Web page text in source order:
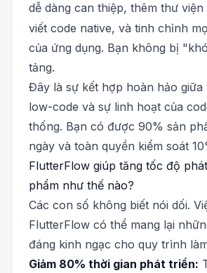
dễ dàng can thiệp, thêm thư viện
viết code native, và tinh chỉnh
của ứng dụng. Bạn không bị
tảng.
Đây là sự kết hợp hoàn hảo giữa
low-code và sự linh hoạt của
thống. Bạn có được 90% sản
ngày và toàn quyền kiểm soát
FlutterFlow giúp tăng tốc độ
phẩm như thế nào?
Các con số không biết nói dối.
FlutterFlow có thể mang lại
đáng kinh ngạc cho quy trình
Giảm 80% thời gian phát triển: